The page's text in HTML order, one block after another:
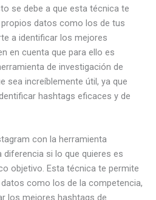
se debe a que esta técnica te
datos como los de tus
a identificar los mejores
en cuenta que para ello es
de investigación de
sea increíblemente útil, ya que
hashtags eficaces y de
con la herramienta
diferencia si lo que quieres es
objetivo. Esta técnica te permite
como los de la competencia,
los mejores hashtags de